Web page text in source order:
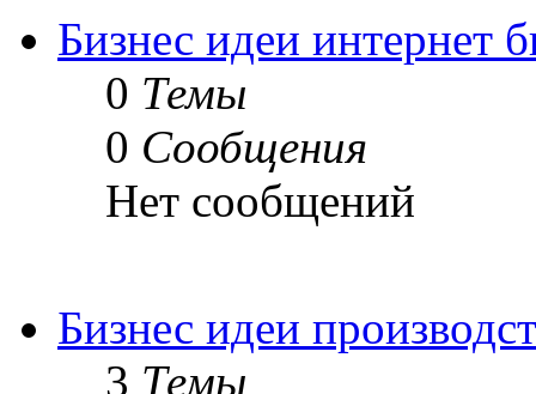
Бизнес идеи интернет
0 Темы
0 Сообщения
Нет сообщений
Бизнес идеи
3 Темы